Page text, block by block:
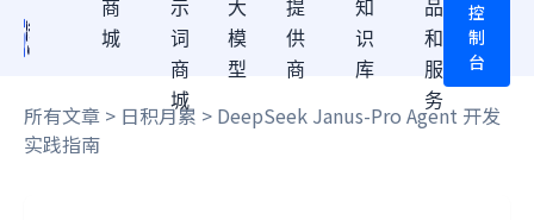
商
城
示
词
商
城
大
模
型
提
供
商
知
识
库
品
和
服
务
控
制
台
所有文章 > 日积月累 > DeepSeek Janus-Pro Agent 开发
实践指南